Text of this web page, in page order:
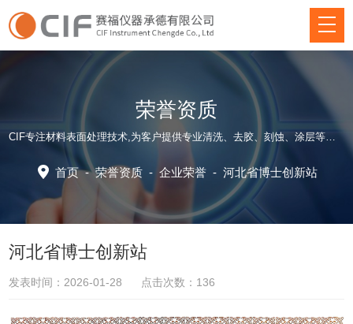
荣誉资质
CIF专注材料表面处理技术,为客户提供专业清洗、去胶、刻蚀、涂层等方面仪器装备和应用工艺解决方案！
首页-荣誉资质 - 企业荣誉 - 河北省博士创新站
河北省博士创新站
发表时间：2026-01-28 点击次数：136